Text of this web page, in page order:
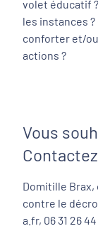
volet éducatif
les instances
conforter et/
actions ?
Vous
Domitille
contre le
a.fr, 06 31 26